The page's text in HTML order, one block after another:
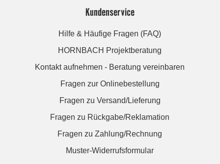
Kundenservice
Hilfe & Häufige Fragen (FAQ)
HORNBACH Projektberatung
Kontakt aufnehmen - Beratung vereinbaren
Fragen zur Onlinebestellung
Fragen zu Versand/Lieferung
Fragen zu Rückgabe/Reklamation
Fragen zu Zahlung/Rechnung
Muster-Widerrufsformular